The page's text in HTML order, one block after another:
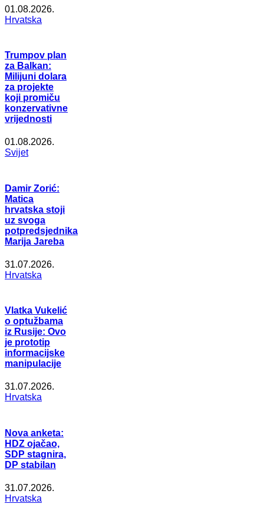
01.08.2026.
Hrvatska
Trumpov plan
za Balkan:
Milijuni dolara
za projekte
koji promiču
konzervativne
vrijednosti
01.08.2026.
Svijet
Damir Zorić:
Matica
hrvatska stoji
uz svoga
potpredsjednika
Marija Jareba
31.07.2026.
Hrvatska
Vlatka Vukelić
o optužbama
iz Rusije: Ovo
je prototip
informacijske
manipulacije
31.07.2026.
Hrvatska
Nova anketa:
HDZ ojačao,
SDP stagnira,
DP stabilan
31.07.2026.
Hrvatska